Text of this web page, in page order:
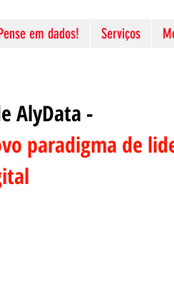
em dados! Serviços
AlyData -
paradigma de